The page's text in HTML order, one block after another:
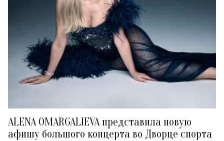
ALENA OMARGALIEVA представила новую
афишу большого концерта во Дворце спорта